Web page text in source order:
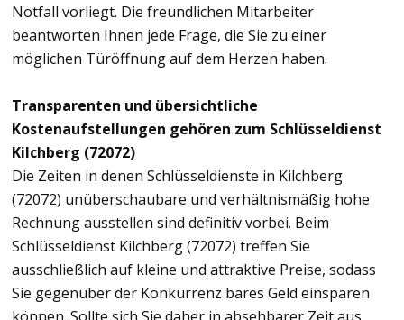
Notfall vorliegt. Die freundlichen Mitarbeiter
beantworten Ihnen jede Frage, die Sie zu einer
möglichen Türöffnung auf dem Herzen haben.
Transparenten und übersichtliche
Kostenaufstellungen gehören zum Schlüsseldienst
Kilchberg (72072)
Die Zeiten in denen Schlüsseldienste in Kilchberg
(72072) unüberschaubare und verhältnismäßig hohe
Rechnung ausstellen sind definitiv vorbei. Beim
Schlüsseldienst Kilchberg (72072) treffen Sie
ausschließlich auf kleine und attraktive Preise, sodass
Sie gegenüber der Konkurrenz bares Geld einsparen